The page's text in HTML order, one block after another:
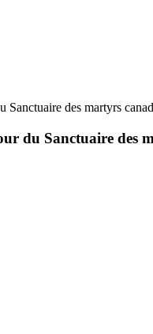
des martyrs
du Sanctuaire des